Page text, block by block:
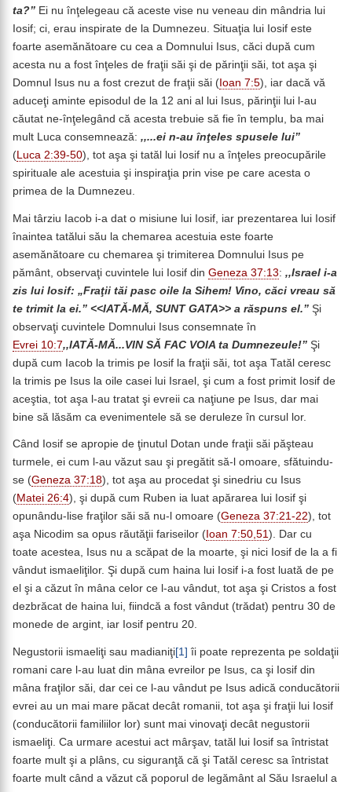
ta?” Ei nu înţelegeau că aceste vise nu veneau din mândria lui
Iosif; ci, erau inspirate de la Dumnezeu. Situaţia lui Iosif este
foarte asemănătoare cu cea a Domnului Isus, căci după cum
acesta nu a fost înţeles de fraţii săi şi de părinţii săi, tot aşa şi
Domnul Isus nu a fost crezut de fraţii săi ( Ioan 7:5), iar dacă vă
aduceţi aminte episodul de la 12 ani al lui Isus, părinţii lui l-au
căutat ne-înţelegând că acesta trebuie să fie în templu, ba mai
mult Luca consemnează: ,,...ei n-au înţeles spusele lui”
(Luca 2:39-50), tot aşa şi tatăl lui Iosif nu a înţeles preocupările
spirituale ale acestuia şi inspiraţia prin vise pe care acesta o
primea de la Dumnezeu.
Mai târziu Iacob i-a dat o misiune lui Iosif, iar prezentarea lui Iosif
înaintea tatălui său la chemarea acestuia este foarte
asemănătoare cu chemarea şi trimiterea Domnului Isus pe
pământ, observaţi cuvintele lui Iosif din Geneza 37:13: ,,Israel i-a
zis lui Iosif: „Fraţii tăi pasc oile la Sihem! Vino, căci vreau să
te trimit la ei.” <<IATĂ-MĂ, SUNT GATA>> a răspuns el.” Şi
observaţi cuvintele Domnului Isus consemnate în
Evrei 10:7,,IATĂ-MĂ...VIN SĂ FAC VOIA ta Dumnezeule!” Şi
după cum Iacob la trimis pe Iosif la fraţii săi, tot aşa Tatăl ceresc
la trimis pe Isus la oile casei lui Israel, şi cum a fost primit Iosif de
aceştia, tot aşa l-au tratat şi evreii ca naţiune pe Isus, dar mai
bine să lăsăm ca evenimentele să se deruleze în cursul lor.
Când Iosif se apropie de ţinutul Dotan unde fraţii săi păşteau
turmele, ei cum l-au văzut sau şi pregătit să-l omoare, sfătuindu-
se (Geneza 37:18), tot aşa au procedat şi sinedriu cu Isus
(Matei 26:4), şi după cum Ruben ia luat apărarea lui Iosif şi
opunându-lise fraţilor săi să nu-l omoare (Geneza 37:21-22), tot
aşa Nicodim sa opus răutăţii fariseilor ( Ioan 7:50,51). Dar cu
toate acestea, Isus nu a scăpat de la moarte, şi nici Iosif de la a fi
vândut ismaeliţilor. Şi după cum haina lui Iosif i-a fost luată de pe
el şi a căzut în mâna celor ce l-au vândut, tot aşa şi Cristos a fost
dezbrăcat de haina lui, fiindcă a fost vândut (trădat) pentru 30 de
monede de argint, iar Iosif pentru 20.
Negustorii ismaeliţi sau madianiţi[1] îi poate reprezenta pe soldaţii
romani care l-au luat din mâna evreilor pe Isus, ca şi Iosif din
mâna fraţilor săi, dar cei ce l-au vândut pe Isus adică conducătorii
evrei au un mai mare păcat decât romanii, tot aşa şi fraţii lui Iosif
(conducătorii familiilor lor) sunt mai vinovaţi decât negustorii
ismaeliţi. Ca urmare acestui act mârşav, tatăl lui Iosif sa întristat
foarte mult şi a plâns, cu siguranţă că şi Tatăl ceresc sa întristat
foarte mult când a văzut că poporul de legământ al Său Israelul a